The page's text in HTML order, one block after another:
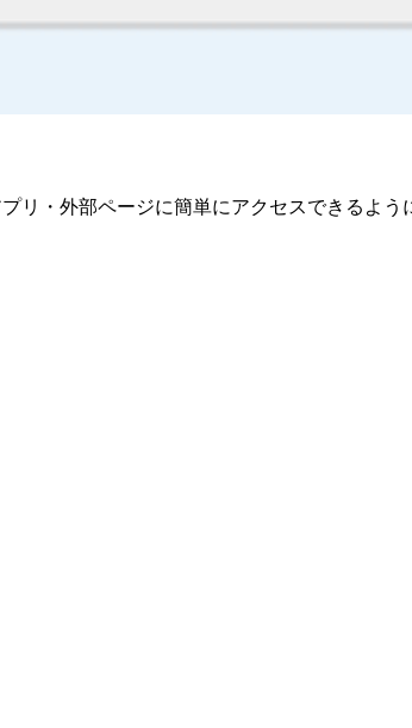
リ・外部ページに簡単にアクセスできるよう